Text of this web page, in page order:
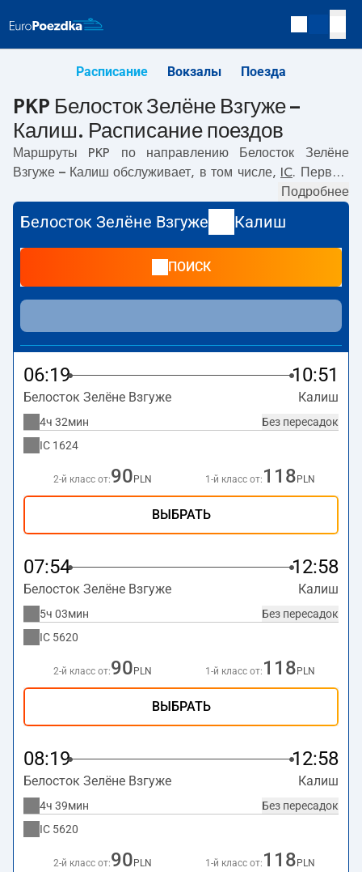
Расписание Вокзалы Поезда
PKP Белосток Зелёне Взгуже –
Калиш. Расписание поездов
Маршруты PKP по направлению
Белосток Зелёне
Взгуже – Калиш обслуживает, в том числе, IC. Первый
с вокзала PKP
отправляется в 20:19. Самое быстрое путешествие
предлагает прямой поездMICKIEWICZ. Поездка на нём
. По маршрутуБелосток Зелёне Взгуже
Калиштакже курсируют другие поезда:- предлагают
более низкую цену билета и, как правило, более долгое
время в пути. Поезд заканчивает маршрут на станции
Калиш.
Подробнее
Белосток Зелёне Взгуже Калиш
ПОИСК
06:19 10:51
Белосток Зелёне Взгуже Калиш
Без пересадок
4ч 32мин
IC 1624
2-й класс от:90 PLN 1-й класс от: 118 PLN
ВЫБРАТЬ
07:54 12:58
Белосток Зелёне Взгуже Калиш
Без пересадок
5ч 03мин
IC 5620
2-й класс от:90 PLN 1-й класс от: 118 PLN
ВЫБРАТЬ
08:19 12:58
Белосток Зелёне Взгуже Калиш
Без пересадок
4ч 39мин
IC 5620
2-й класс от:90 PLN 1-й класс от: 118 PLN